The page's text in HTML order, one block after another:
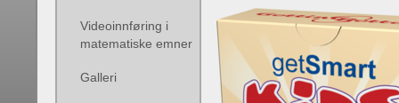
Videoinnføring i
matematiske emner
Galleri